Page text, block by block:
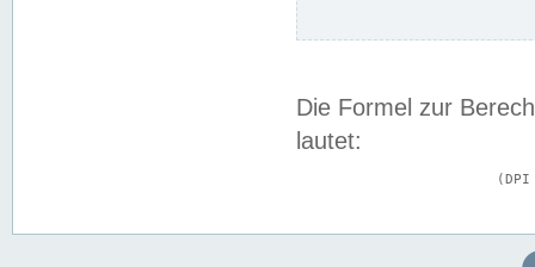
Die Formel zur
lautet: